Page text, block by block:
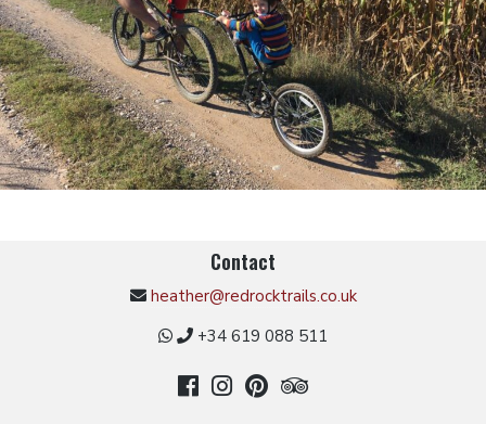
Contact
heather@redrocktrails.co.uk
+34 619 088 511